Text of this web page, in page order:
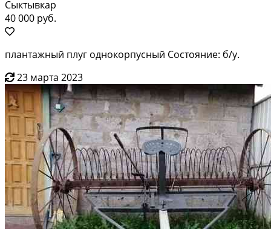
Сыктывкар
40 000 руб.
плантажный плуг однокорпусный Состояние: б/у.
23 марта 2023